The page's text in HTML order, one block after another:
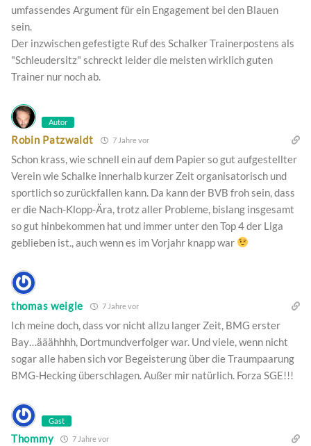
umfassendes Argument für ein Engagement bei den Blauen
sein.
Der inzwischen gefestigte Ruf des Schalker Trainerpostens als
"Schleudersitz" schreckt leider die meisten wirklich guten
Trainer nur noch ab.
Autor
Robin Patzwaldt 7 Jahre vor
Schon krass, wie schnell ein auf dem Papier so gut aufgestellter
Verein wie Schalke innerhalb kurzer Zeit organisatorisch und
sportlich so zurückfallen kann. Da kann der BVB froh sein, dass
er die Nach-Klopp-Ära, trotz aller Probleme, bislang insgesamt
so gut hinbekommen hat und immer unter den Top 4 der Liga
geblieben ist., auch wenn es im Vorjahr knapp war
thomas weigle 7 Jahre vor
Ich meine doch, dass vor nicht allzu langer Zeit, BMG erster
Bay…ääähhhh, Dortmundverfolger war. Und viele, wenn nicht
sogar alle haben sich vor Begeisterung über die Traumpaarung
BMG-Hecking überschlagen. Außer mir natürlich. Forza SGE!!!
Gast
Thommy 7 Jahre vor